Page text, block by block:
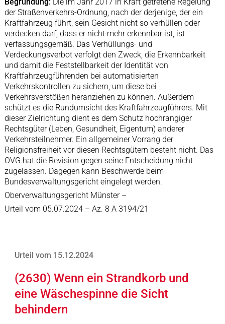
der Straßenverkehrs-Ordnung, nach der derjenige, der ein
Kraftfahrzeug führt, sein Gesicht nicht so verhüllen oder
verdecken darf, dass er nicht mehr erkennbar ist, ist
verfassungsgemäß. Das Verhüllungs- und
Verdeckungsverbot verfolgt den Zweck, die Erkennbarkeit
und damit die Feststellbarkeit der Identität von
Kraftfahrzeugführenden bei automatisierten
Verkehrskontrollen zu sichern, um diese bei
Verkehrsverstößen heranziehen zu können. Außerdem
schützt es die Rundumsicht des Kraftfahrzeugführers. Mit
dieser Zielrichtung dient es dem Schutz hochrangiger
Rechtsgüter (Leben, Gesundheit, Eigentum) anderer
Verkehrsteilnehmer. Ein allgemeiner Vorrang der
Religionsfreiheit vor diesen Rechtsgütern besteht nicht. Das
OVG hat die Revision gegen seine Entscheidung nicht
zugelassen. Dagegen kann Beschwerde beim
Bundesverwaltungsgericht eingelegt werden.
Oberverwaltungsgericht Münster –
Urteil vom 05.07.2024 – Az. 8 A 3194/21
Urteil vom 15.12.2024
(2630) Wenn ein Strandkorb und
eine Wäschespinne die Sicht
behindern